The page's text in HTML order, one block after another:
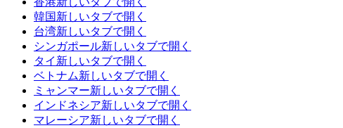
韓国新しいタブで開く
台湾新しいタブで開く
シンガポール新しいタブで開く
タイ 新しいタブで開く
ベトナム新しいタブで開く
ミャンマー新しいタブで開く
インドネシア新しいタブで開く
マレーシア新しいタブで開く